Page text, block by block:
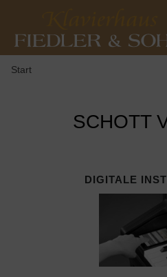
Start
SCHOTT
DIGITALE